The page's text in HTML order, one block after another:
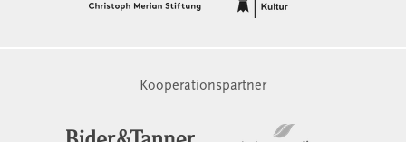
Kooperationspartner